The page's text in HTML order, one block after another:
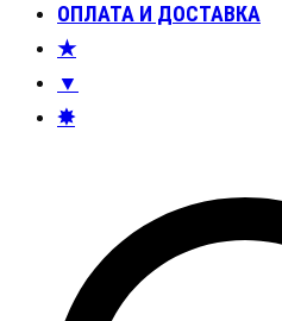
ОПЛАТА И ДОСТАВКА
★
▼
✸